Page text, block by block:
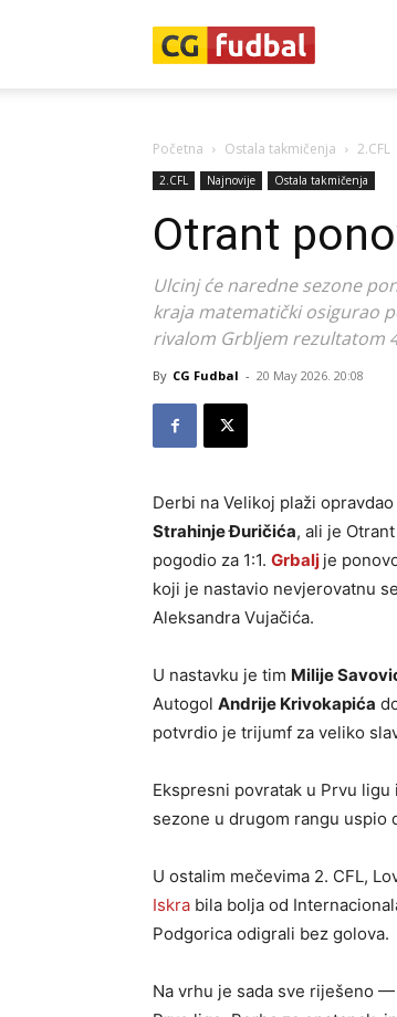
Početna Ostala takmičenja 2.CFL
2.CFL Najnovije Ostala takmičenja
Otrant
Ulcinj će naredne sezone
kraja matematički osigurao
rivalom Grbljem rezultatom
By CG Fudbal - 20 May 2026. 20:08
Derbi na Velikoj plaži
Strahinje Đuričića, ali je
pogodio za 1:1. Grbalj je
koji je nastavio nevjerovatnu
Aleksandra Vujačića.
U nastavku je tim Milije
Autogol Andrije Krivokapića
potvrdio je trijumf za veliko
Ekspresni povratak u Prvu
sezone u drugom rangu uspio
U ostalim mečevima 2. CFL,
Iskra bila bolja od
Podgorica odigrali bez golova.
Na vrhu je sada sve riješeno